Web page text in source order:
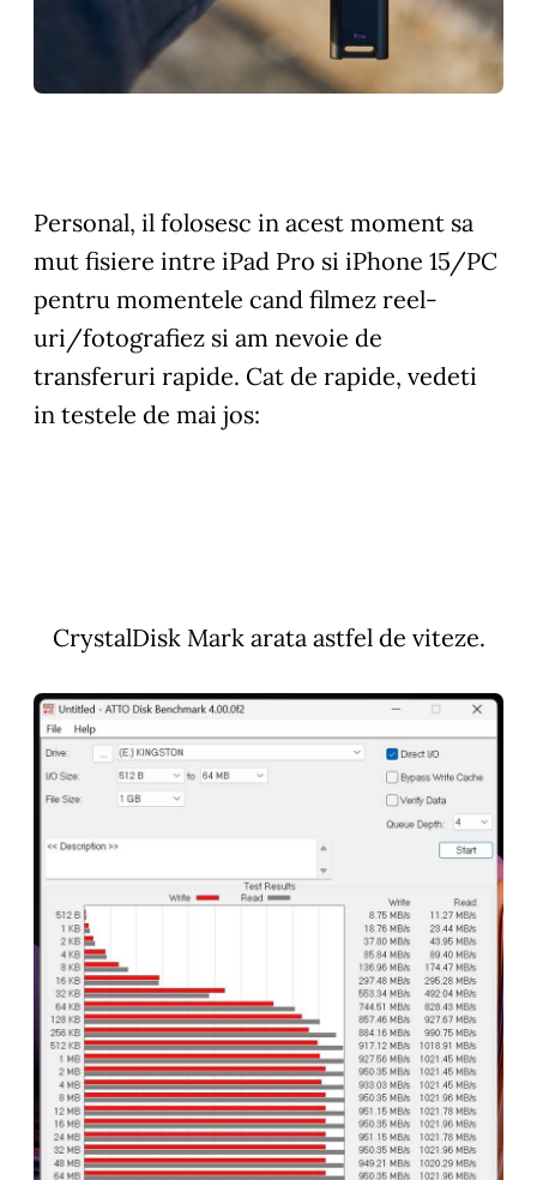
Personal, il folosesc in acest moment sa
mut fisiere intre iPad Pro si iPhone 15/PC
pentru momentele cand filmez reel-
uri/fotografiez si am nevoie de
transferuri rapide. Cat de rapide, vedeti
in testele de mai jos:
CrystalDisk Mark arata astfel de viteze.